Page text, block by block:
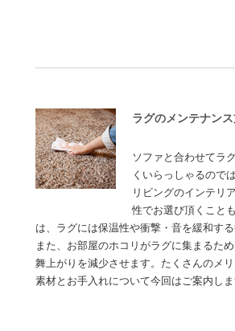
ラグのメンテナン
ソファと合わせてラ
くいらっしゃるので
リビングのインテリ
性でお選び頂くこと
は、ラグには保温性や衝撃・音を緩和する
また、お部屋のホコリがラグに集まるた
舞上がりを減少させます。たくさんのメ
素材とお手入れについて今回はご案内し